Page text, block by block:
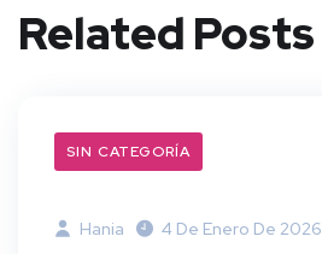
Related Posts
SIN CATEGORÍA
Hania 4 De Enero De 2026